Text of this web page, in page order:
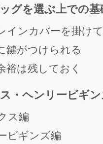
グを選ぶ上での基
インカバーを掛け
鍵がつけられる
裕は残しておく
・ヘンリービギ
ス編
ビギンズ編